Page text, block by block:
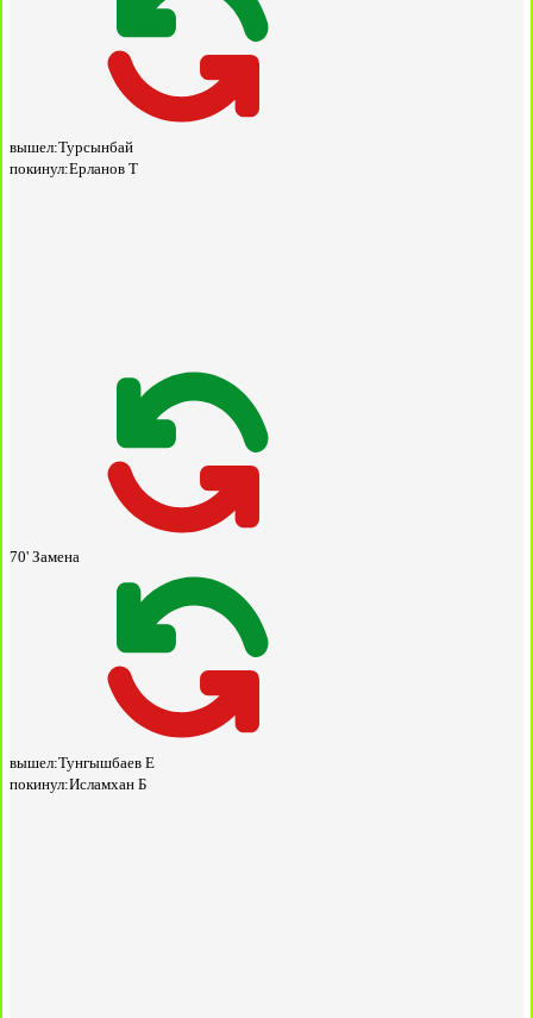
вышел:Турсынбай
покинул:Ерланов Т
70' Замена
вышел:Тунгышбаев Е
покинул:Исламхан Б